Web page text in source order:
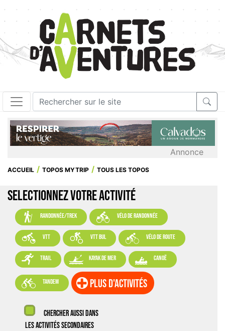
Annonce
ACCUEIL TOPOS MYTRIP TOUS LES TOPOS
SELECTIONNEZ VOTRE ACTIVITÉ
 randonnée/trek  vélo de randonnée
 VTT  VTT BUL  vélo de route
 trail  kayak de mer  canoë
 tandem plus d'activités
Chercher aussi dans
les activités secondaires